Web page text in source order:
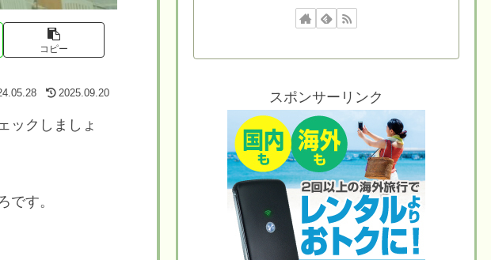
コピー
2025.09.20
ックしましょ
です。
スポンサーリンク